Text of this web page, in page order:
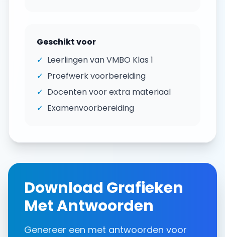
Geschikt voor
✓ Leerlingen vanVMBO Klas 1
✓ Proefwerk voorbereiding
✓ Docenten voor extra materiaal
✓ Examenvoorbereiding
Download Grafieken
Met Antwoorden
Genereer een met antwoorden voor